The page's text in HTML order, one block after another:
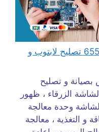
مهندس كمبيوتر الصليبية 65511033 تصليح لابتوب و
بصيانة و تصليح
الزرقاء ، ظهور
وحدة معالجة
و التغذية ، معالجة